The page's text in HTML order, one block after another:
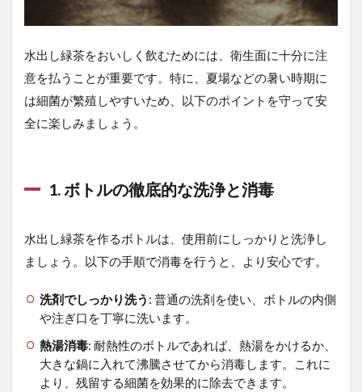
く
あ
る
質
問
茶と
茶の
違い
は何
か?
7.2
美味
しい
水出
水出し緑茶をおいしく飲むためには、衛生面に十分に注
意を払うことが重要です。特に、夏場などの暑い時期に
は細菌が繁殖しやすいため、以下のポイントを守って安
全に楽しみましょう。
1. ボトルの徹底的な洗浄と消毒
水出し緑茶を作るボトルは、使用前にしっかりと洗浄し
ましょう。以下の手順で消毒を行うと、より安心です。
洗剤でしっかり洗う : 普通の洗剤を使い、ボトルの内側
や注ぎ口を丁寧に洗います。
熱湯消毒: 耐熱性のボトルであれば、熱湯をかけるか、
大きな鍋に入れて沸騰させてから消毒します。これに
より、残留する細菌を効果的に除去できます。